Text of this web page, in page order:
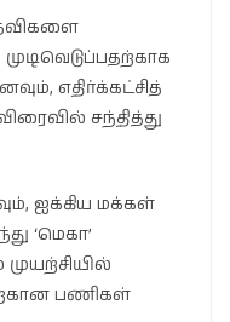
எதிர்க்கட்சித்
சந்தித்து
ஐக்கிய மக்கள்
‘மெகா’
பணிகள்